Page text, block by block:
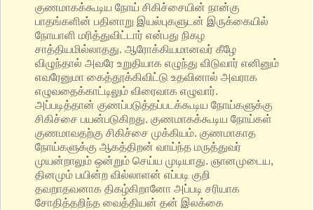
குணமாகக்கூடிய நோய் சிகிச்சையின் நான்கு
பாதங்களின் பதினாறு இயல்புகளுடன் இருக்கையில்
நோயாளி மரித்துவிட்டார் என்பது நிகழ
சாத்தியமில்லாதது. ஆரோக்கியமானவர் கீழே
விழுந்தால் அவரே உறுதியாக எழுந்து விடுவார் எனினும்
எவரேனுமா கைத்தூக்கிவிட்டு உதவினால் அவராக
எழுவதைக்காட்டிலும் விரைவாக எழுவார்.
அப்படித்தான் குணப்படுத்தப்படக்கூடிய நோய்களுக்கு
சிகிச்சை பயன்படுகிறது. குணமாகக்கூடிய நோய்கள்
குணமாவதற்கு சிகிச்சை முக்கியம். குணமாகாத
நோய்களுக்கு ஆகத்திறன் வாய்ந்த மருத்துவர்
முயன்றாலும் ஒன்றும் செய்ய முடியாது. ஞானமுடைய,
தினமும் பயின்ற வில்லாளன் எப்படி குறி
தவறாதவனாக திகழ்கிறானோ அப்படி சரியாக
சோதித்தறிந்த வைத்தியன் தன் இலக்கை